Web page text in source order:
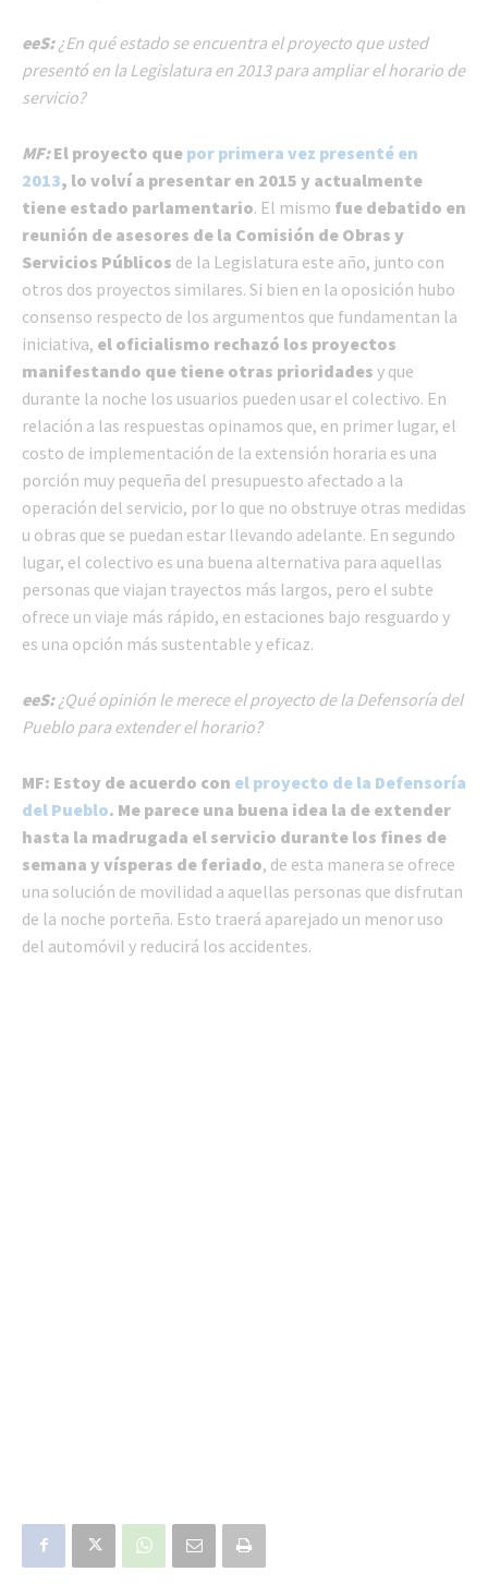
eeS:¿En qué estado se encuentra el proyecto que usted
presentó en la Legislatura en 2013 para ampliar el horario de
servicio?
MF: El proyecto que por primera vez presenté en
2013, lo volví a presentar en 2015 y actualmente
tiene estado parlamentario. El mismo fue debatido en
reunión de asesores de la Comisión de Obras y
Servicios Públicos de la Legislatura este año, junto con
otros dos proyectos similares. Si bien en la oposición hubo
consenso respecto de los argumentos que fundamentan la
iniciativa, el oficialismo rechazó los proyectos
manifestando que tiene otras prioridades y que
durante la noche los usuarios pueden usar el colectivo. En
relación a las respuestas opinamos que, en primer lugar, el
costo de implementación de la extensión horaria es una
porción muy pequeña del presupuesto afectado a la
operación del servicio, por lo que no obstruye otras medidas
u obras que se puedan estar llevando adelante. En segundo
lugar, el colectivo es una buena alternativa para aquellas
personas que viajan trayectos más largos, pero el subte
ofrece un viaje más rápido, en estaciones bajo resguardo y
es una opción más sustentable y eficaz.
eeS:¿Qué opinión le merece el proyecto de la Defensoría del
Pueblo para extender el horario?
MF: Estoy de acuerdo con el proyecto de la Defensoría
del Pueblo. Me parece una buena idea la de extender
hasta la madrugada el servicio durante los fines de
semana y vísperas de feriado, de esta manera se ofrece
una solución de movilidad a aquellas personas que disfrutan
de la noche porteña. Esto traerá aparejado un menor uso
del automóvil y reducirá los accidentes.